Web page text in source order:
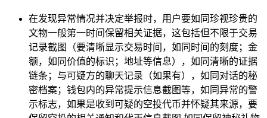
在发现异常情况并决定举报时，用户要如同珍视珍贵的
文物一般第一时间保留相关证据，这包括但不限于交易
记录截图（要清晰显示交易时间，如同时间的刻度；金
额，如同价值的标识；地址等信息），如同清晰的证据
链条；与可疑方的聊天记录（如果有），如同对话的秘
密档案；钱包内的异常提示信息截图等，如同异常的警
示标志，如果是收到可疑的空投代币并怀疑其来源，要